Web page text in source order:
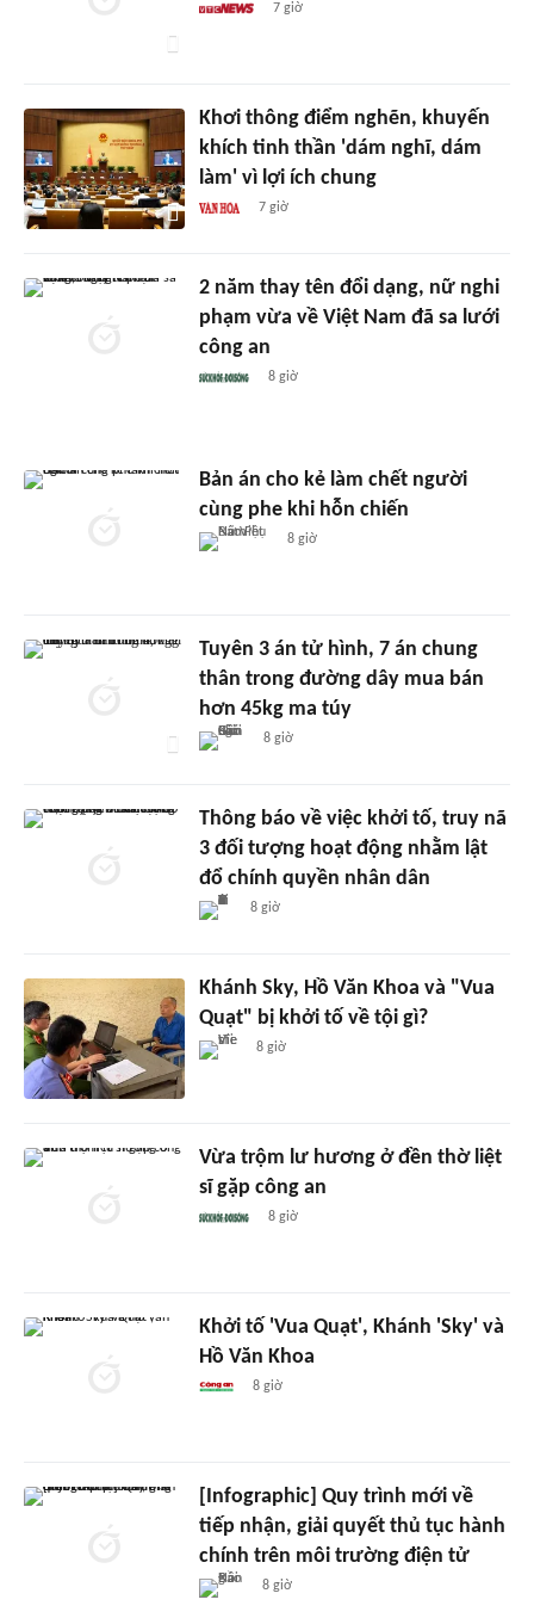
7 giờ
Khơi thông điểm nghẽn, khuyến
khích tinh thần 'dám nghĩ, dám
làm' vì lợi ích chung
7 giờ
2 năm thay tên đổi dạng, nữ nghi
phạm vừa về Việt Nam đã sa lưới
công an
8 giờ
Bản án cho kẻ làm chết người
cùng phe khi hỗn chiến
8 giờ
Tuyên 3 án tử hình, 7 án chung
thân trong đường dây mua bán
hơn 45kg ma túy
8 giờ
Thông báo về việc khởi tố, truy nã
3 đối tượng hoạt động nhằm lật
đổ chính quyền nhân dân
8 giờ
Khánh Sky, Hồ Văn Khoa và "Vua
Quạt" bị khởi tố về tội gì?
8 giờ
Vừa trộm lư hương ở đền thờ liệt
sĩ gặp công an
8 giờ
Khởi tố 'Vua Quạt', Khánh 'Sky' và
Hồ Văn Khoa
8 giờ
[Infographic] Quy trình mới về
tiếp nhận, giải quyết thủ tục hành
chính trên môi trường điện tử
8 giờ